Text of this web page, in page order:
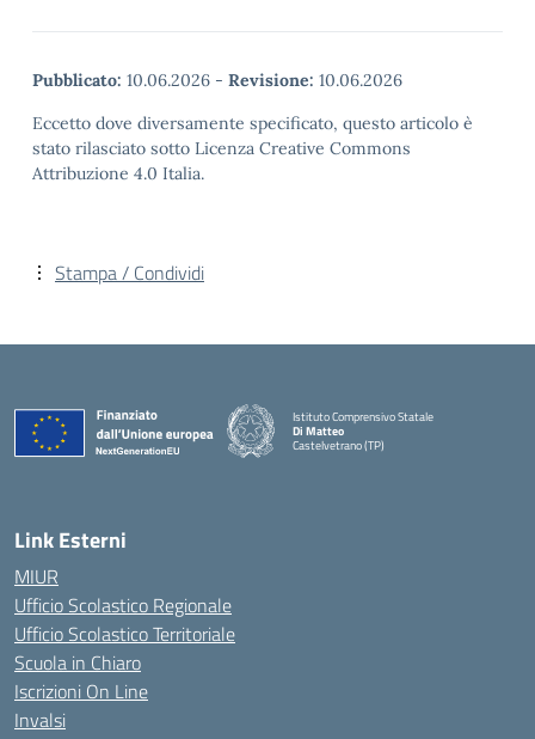
Pubblicato: 10.06.2026 - Revisione: 10.06.2026
Eccetto dove diversamente specificato, questo articolo è
stato rilasciato sotto Licenza Creative Commons
Attribuzione 4.0 Italia.
Stampa / Condividi
Istituto Comprensivo Statale
Di Matteo
Castelvetrano (TP)
Link Esterni
MIUR
Ufficio Scolastico Regionale
Ufficio Scolastico Territoriale
Scuola in Chiaro
Iscrizioni On Line
Invalsi